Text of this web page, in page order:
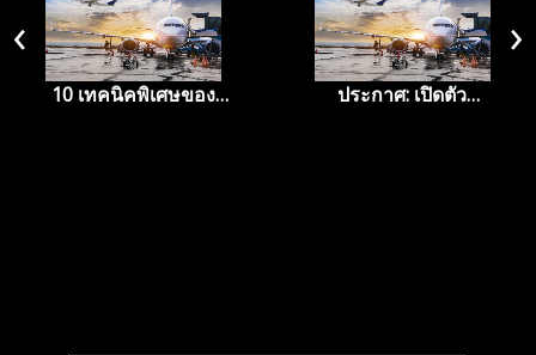
10 เทคนิคพิเศษของ
ประกาศ: เปิดตัว
‹ ›